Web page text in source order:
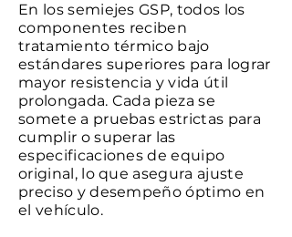
En los semiejes GSP, todos los
componentes reciben
tratamiento térmico bajo
estándares superiores para lograr
mayor resistencia y vida útil
prolongada. Cada pieza se
somete a pruebas estrictas para
cumplir o superar las
especificaciones de equipo
original, lo que asegura ajuste
preciso y desempeño óptimo en
el vehículo.